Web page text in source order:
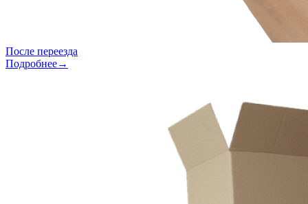
После переезда
Подробнее→